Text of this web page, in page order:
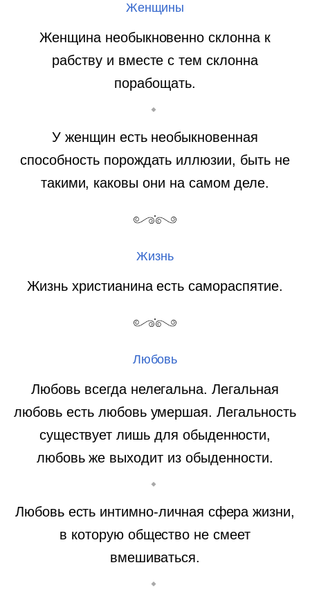
Женщины
Женщина необыкновенно склонна к
рабству и вместе с тем склонна
порабощать.
У женщин есть необыкновенная
способность порождать иллюзии, быть не
такими, каковы они на самом деле.
Жизнь
Жизнь христианина есть самораспятие.
Любовь
Любовь всегда нелегальна. Легальная
любовь есть любовь умершая. Легальность
существует лишь для обыденности,
любовь же выходит из обыденности.
Любовь есть интимно-личная сфера жизни,
в которую общество не смеет
вмешиваться.